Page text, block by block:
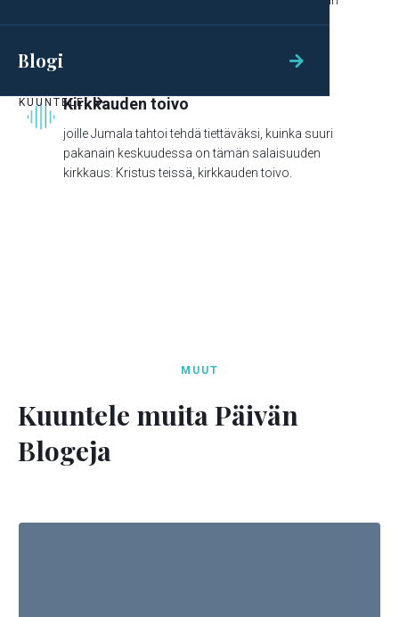
Blogi 
Kirkkauden toivo
joille Jumala tahtoi tehdä tiettäväksi, kuinka suuri
pakanain keskuudessa on tämän salaisuuden
kirkkaus: Kristus teissä, kirkkauden toivo.
KUUNTELE 
MUUT
Kuuntele muita Päivän
Blogeja